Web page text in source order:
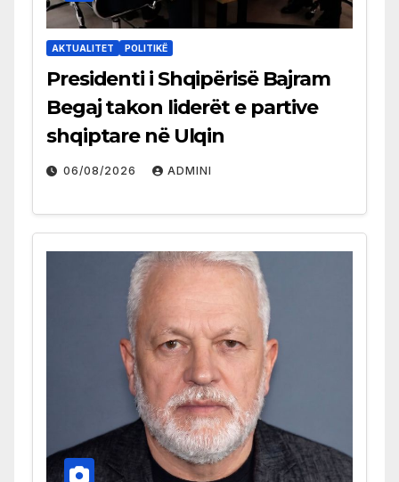
AKTUALITET POLITIKË
Presidenti i Shqipërisë Bajram
Begaj takon liderët e partive
shqiptare në Ulqin
06/08/2026 ADMINI